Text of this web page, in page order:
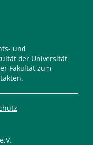
und
der Universität
Fakultät zum